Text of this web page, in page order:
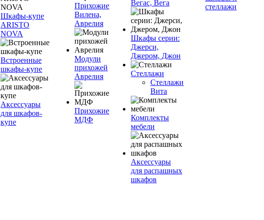
Шкафы-купе
ARISTO
NOVA
Встроенные
шкафы-купе
Аксессуары
для шкафов-
купе
Прихожие
Вилена,
Аврелия
Модули
прихожей
Аврелия
Прихожие
МДФ
Вегас, Вега
Шкафы серии:
Джерси,
Джером, Джон
Стеллажи
Стеллажи
Вита
Комплекты
мебели
Аксессуары
для распашных
шкафов
стеллажи